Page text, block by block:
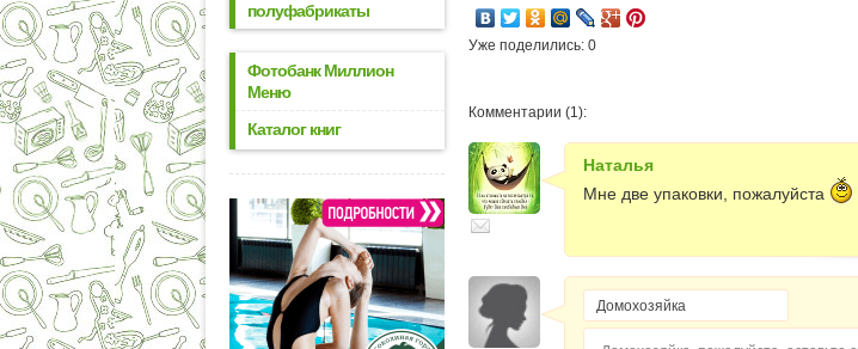
полуфабрикаты
Фотобанк Миллион
Меню
Каталог книг
Уже поделились: 0
Комментарии (1):
Наталья
Мне две упаковки, пожалуйста